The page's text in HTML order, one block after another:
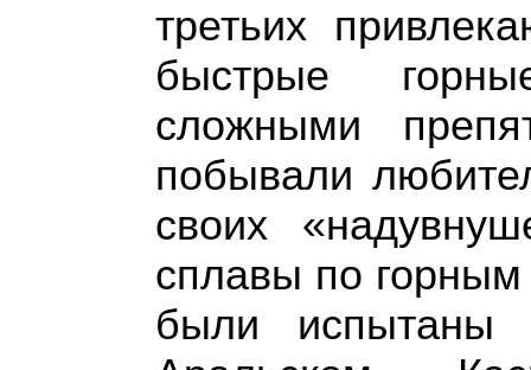
третьих
быстрые
сложными
побывали
своих
сплавы по
были испытаны